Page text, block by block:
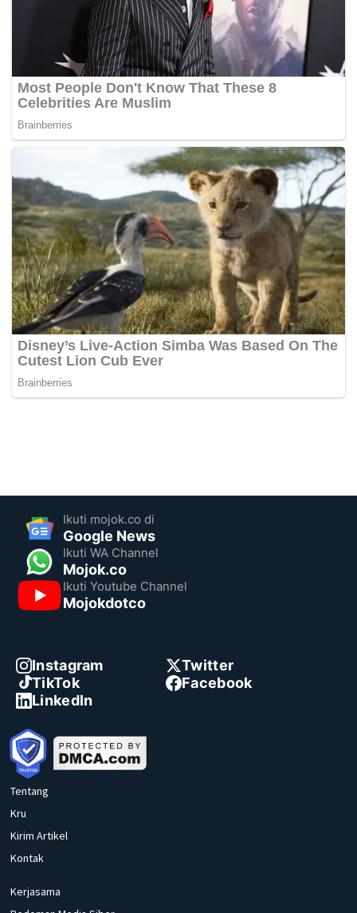
Ikuti mojok.co di
Google News
Ikuti WA Channel
Mojok.co
Ikuti Youtube Channel
Mojokdotco
Instagram
Twitter
TikTok
Facebook
LinkedIn
Tentang
Kru
Kirim Artikel
Kontak
Kerjasama